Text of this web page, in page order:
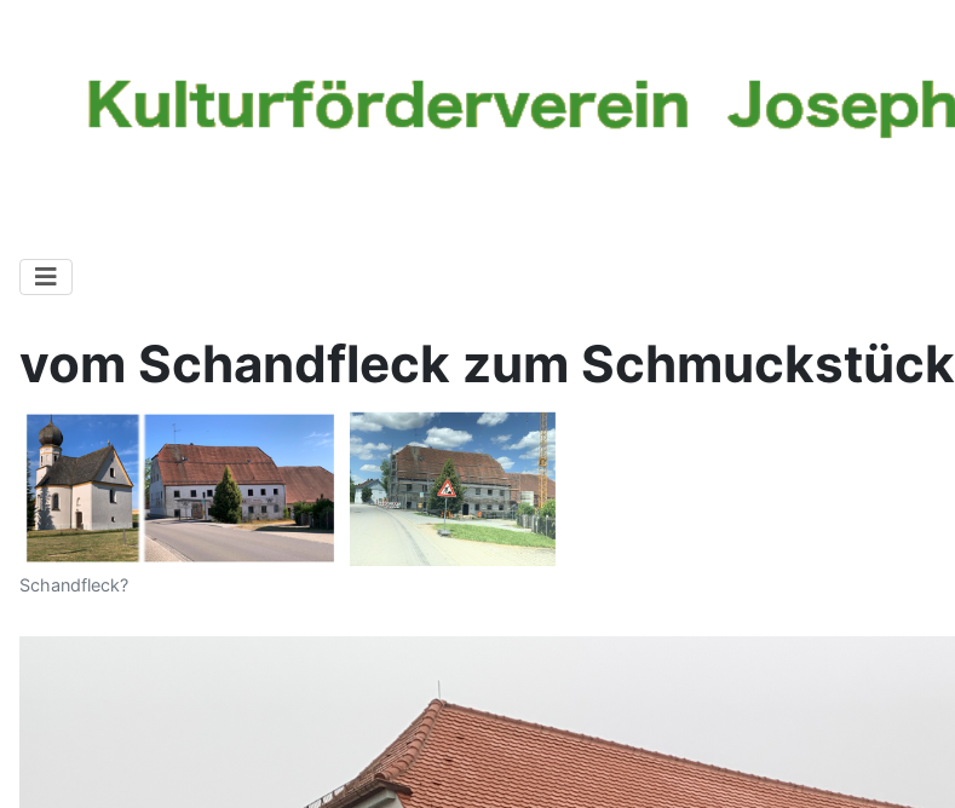
vom Schandfleck zum Schmuckstück
Schandfleck?